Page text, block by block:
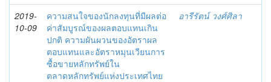
2019-
10-09
ความสนใจของนักลงทุนที่มีผลต่อ
ค่าสัมบูรณ์ของผลตอบแทนเกิน
ปกติ ความผันผวนของอัตราผล
ตอบแทนและอัตราหมุนเวียนการ
ซื้อขายหลักทรัพย์ใน
ตลาดหลักทรัพย์แห่งประเทศไทย
อารีรัตน์ วงศ์ศิลา